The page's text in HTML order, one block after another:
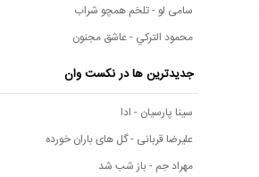
سامی لو - تلخم همچو شراب
محمود التركي - عاشق مجنون
جدیدترین ها در نکست وان
سینا پارسیان - ادا
علیرضا قربانی - گل های باران خورده
مهراد جم - باز شب شد